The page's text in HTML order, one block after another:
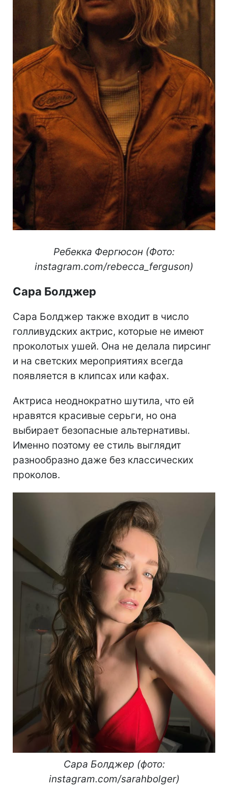
Ребекка Фергюсон (Фото:
instagram.com/rebecca_ferguson)
Сара Болджер
Сара Болджер также входит в число
голливудских актрис, которые не имеют
проколотых ушей. Она не делала пирсинг
и на светских мероприятиях всегда
появляется в клипсах или кафах.
Актриса неоднократно шутила, что ей
нравятся красивые серьги, но она
выбирает безопасные альтернативы.
Именно поэтому ее стиль выглядит
разнообразно даже без классических
проколов.
Сара Болджер (фото:
instagram.com/sarahbolger)